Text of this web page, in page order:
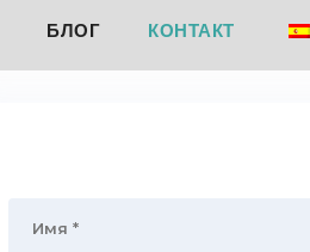
БЛОГ КОНТАКТ